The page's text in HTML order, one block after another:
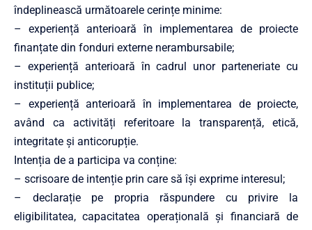
îndeplinească următoarele cerințe minime:
– experiență anterioară în implementarea de proiecte
finanțate din fonduri externe nerambursabile;
– experiență anterioară în cadrul unor parteneriate cu
instituții publice;
– experiență anterioară în implementarea de proiecte,
având ca activități referitoare la transparență, etică,
integritate și anticorupție.
Intenția de a participa va conține:
– scrisoare de intenție prin care să își exprime interesul;
– declarație pe propria răspundere cu privire la
eligibilitatea, capacitatea operațională și financiară de